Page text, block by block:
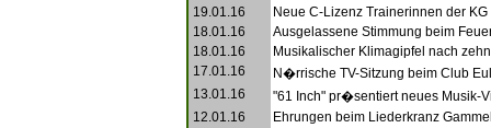
19.01.16
Neue C-Lizenz Trainerinnen der KG
18.01.16
Ausgelassene Stimmung beim
18.01.16
Musikalischer Klimagipfel nach
17.01.16
N�rrische TV-Sitzung beim Club
13.01.16
"61 Inch" pr�sentiert neues Musik-
12.01.16
Ehrungen beim Liederkranz